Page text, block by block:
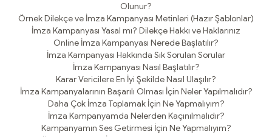
Olunur?
Örnek Dilekçe ve İmza Kampanyası Metinleri (Hazır Şablonlar)
İmza Kampanyası Yasal mı? Dilekçe Hakkı ve Haklarınız
Online İmza Kampanyası Nerede Başlatılır?
İmza Kampanyası Hakkında Sık Sorulan Sorular
İmza Kampanyası Nasıl Başlatılır?
Karar Vericilere En İyi Şekilde Nasıl Ulaşılır?
İmza Kampanyalarının Başarılı Olması İçin Neler Yapılmalıdır?
Daha Çok İmza Toplamak İçin Ne Yapmalıyım?
İmza Kampanyamda Nelerden Kaçınılmalıdır?
Kampanyamın Ses Getirmesi İçin Ne Yapmalıyım?